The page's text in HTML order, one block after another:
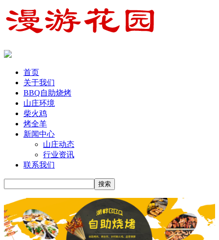
首页
关于我们
BBQ自助烧烤
山庄环境
柴火鸡
烤全羊
新闻中心
山庄动态
行业资讯
联系我们